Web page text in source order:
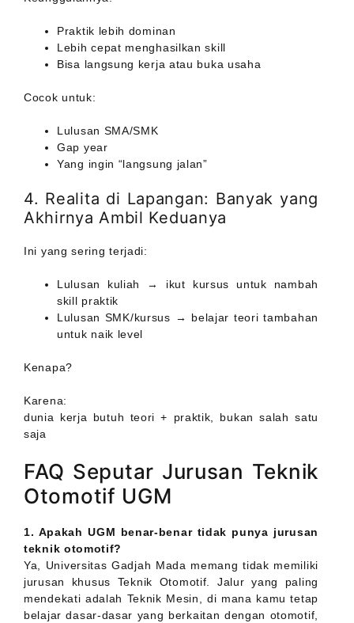
Praktik lebih dominan
Lebih cepat menghasilkan skill
Bisa langsung kerja atau buka usaha
Cocok untuk:
Lulusan SMA/SMK
Gap year
Yang ingin “langsung jalan”
4. Realita di Lapangan: Banyak yang
Akhirnya Ambil Keduanya
Ini yang sering terjadi:
Lulusan kuliah → ikut kursus untuk nambah
skill praktik
Lulusan SMK/kursus → belajar teori tambahan
untuk naik level
Kenapa?
Karena:
dunia kerja butuh teori + praktik, bukan salah satu
saja
FAQ Seputar Jurusan Teknik
Otomotif UGM
1. Apakah UGM benar-benar tidak punya jurusan
teknik otomotif?
Ya, Universitas Gadjah Mada memang tidak memiliki
jurusan khusus Teknik Otomotif. Jalur yang paling
mendekati adalah Teknik Mesin, di mana kamu tetap
belajar dasar-dasar yang berkaitan dengan otomotif,